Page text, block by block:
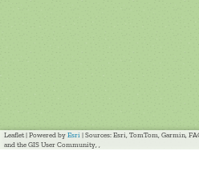
Leaflet | Powered by Esri | Sources: Esri, TomTom, Garmin,
and the GIS User Community, ,